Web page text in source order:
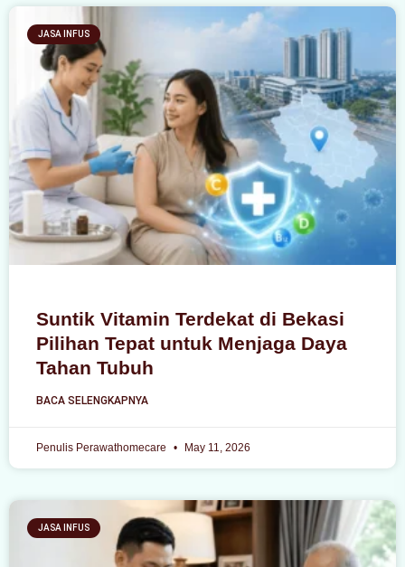
JASA INFUS
Suntik Vitamin Terdekat di Bekasi
Pilihan Tepat untuk Menjaga Daya
Tahan Tubuh
BACA SELENGKAPNYA
Penulis Perawathomecare May 11, 2026
JASA INFUS